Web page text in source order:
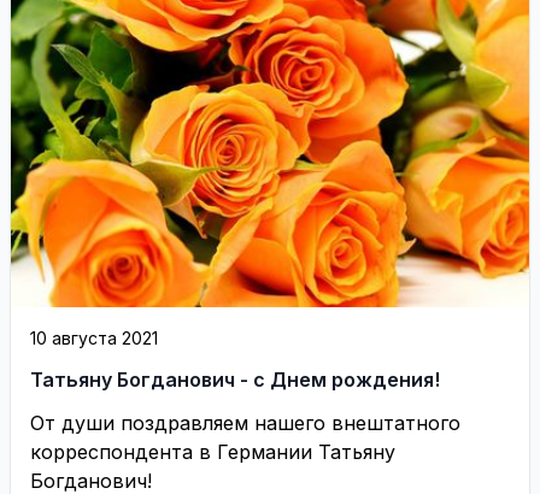
10 августа 2021
Татьяну Богданович - с Днем рождения!
От души поздравляем нашего внештатного
корреспондента в Германии Татьяну
Богданович!